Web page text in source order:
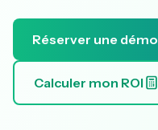
Réserver une démo
Calculer mon ROI